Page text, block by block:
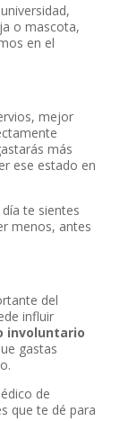
o mascota,
en el
mejor
más
ese estado en
te sientes
menos, antes
del
influir
involuntario
gastas
de
que te dé para